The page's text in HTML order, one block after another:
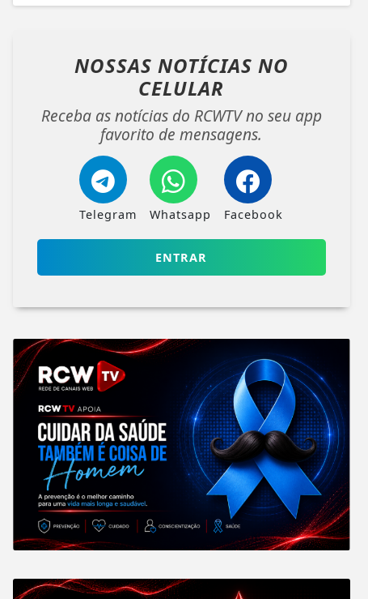
NOSSAS NOTÍCIAS NO
CELULAR
Receba as notícias do RCWTV no seu app
favorito de mensagens.
Telegram Whatsapp Facebook
ENTRAR